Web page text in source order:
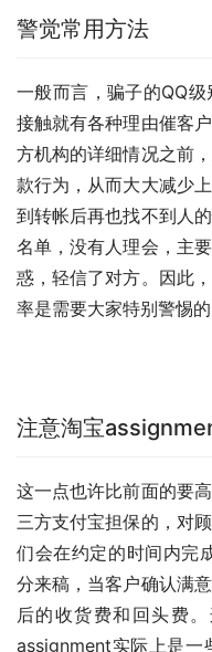
警觉常用方法
一般而言，骗子的QQ
接触就有各种理由催客
方机构的详细情况之前
款行为，从而大大减少
到转帐后再也找不到人
名单，没有人理会，主
惑，轻信了对方。因此
率是需要大家特别警惕的
注意淘宝
这一点也许比前面的要
三方支付宝担保的，对
们会在约定的时间内完
分来稿，当客户确认满
后的收货费和回头费
assignment实际上是一